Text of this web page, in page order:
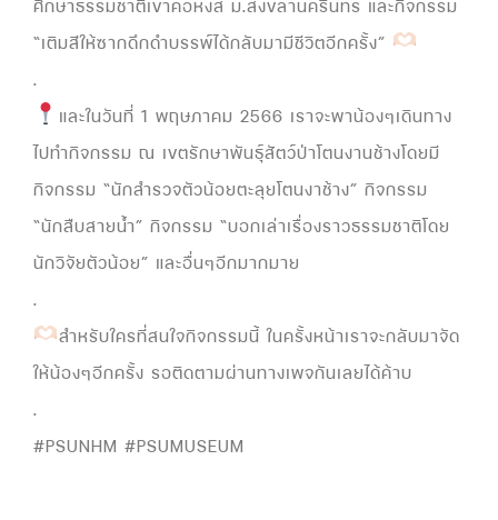
ศึกษาธรรมชาติเขาคอหงส์ ม.สงขลานครินทร์ และกิจกรรม
“เติมสีให้ซากดึกดำบรรพ์ได้กลับมามีชีวิตอีกครั้ง”
.
และในวันที่ 1 พฤษภาคม 2566 เราจะพาน้องๆเดินทาง
ไปทำกิจกรรม ณ เขตรักษาพันธุ์สัตว์ป่าโตนงานช้างโดยมี
กิจกรรม “นักสำรวจตัวน้อยตะลุยโตนงาช้าง” กิจกรรม
“นักสืบสายน้ำ” กิจกรรม “บอกเล่าเรื่องราวธรรมชาติโดย
นักวิจัยตัวน้อย” และอื่นๆอีกมากมาย
.
สำหรับใครที่สนใจกิจกรรมนี้ ในครั้งหน้าเราจะกลับมาจัด
ให้น้องๆอีกครั้ง รอติดตามผ่านทางเพจกันเลยได้ค้าบ
.
#PSUNHM #PSUMUSEUM